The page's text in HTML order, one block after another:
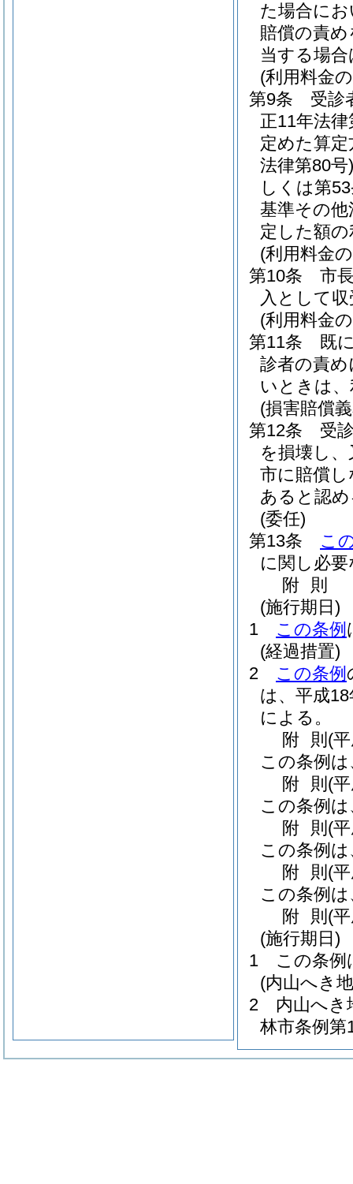
た場合に
賠償の責
当する場
(利用料金
第9条
受診
正11年法律
定めた算
法律第80号)
しくは第
基準その
定した額
(利用料金
第10条
市
入として
(利用料金
第11条
既
診者の責
いときは
(損害賠償
第12条
受
を損壊し
市に賠償
あると認
(委任)
第13条
こ
に関し必
附 則
(施行期日)
1
この条例
(経過措置)
2
この条例
は、平成
による。
附 則 (
この条例
附 則 (
この条例
附 則 (
この条例
附 則 (
この条例
附 則 (
(施行期日)
1
この条例
(内山へき
2
内山へき
林市条例第